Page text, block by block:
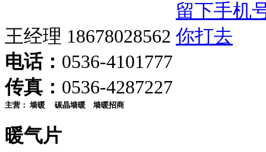
王经理 18678028562
电话： 0536-4101777
传真： 0536-4287227
主营： 墙暖 碳晶墙暖 墙暖招商
暖气片